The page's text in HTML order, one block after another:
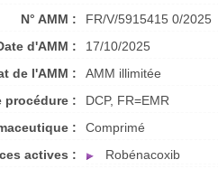
N° AMM :
FR/V/5915415 0/2025
d'AMM :
17/10/2025
de l'AMM :
AMM illimitée
procédure :
DCP, FR=EMR
:
Comprimé
actives :
Robénacoxib